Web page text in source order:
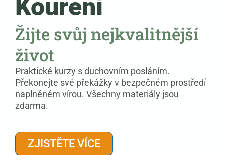
Kouření
Žijte svůj nejkvalitnější
život
Praktické kurzy s duchovním posláním.
Překonejte své překážky v bezpečném prostředí
naplněném vírou. Všechny materiály jsou
zdarma.
ZJISTĚTE VÍCE